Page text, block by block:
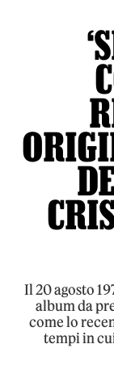
Il 20 agosto
album da
come lo
tempi in